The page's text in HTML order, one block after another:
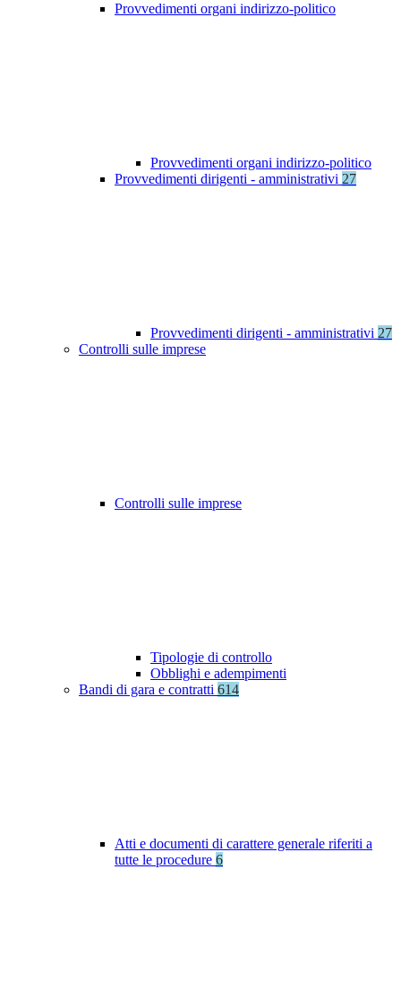
Provvedimenti organi indirizzo-politico
Provvedimenti organi indirizzo-politico
Provvedimenti dirigenti - amministrativi 27
Provvedimenti dirigenti - amministrativi 27
Controlli sulle imprese
Controlli sulle imprese
Tipologie di controllo
Obblighi e adempimenti
Bandi di gara e contratti 614
Atti e documenti di carattere generale riferiti a
tutte le procedure 6